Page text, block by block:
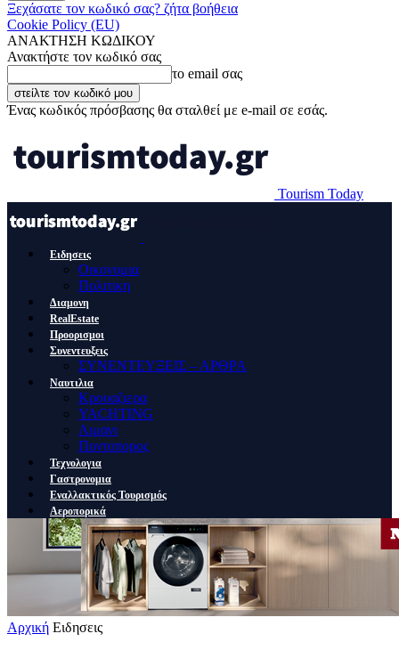
Ξεχάσατε τον κωδικό σας? ζήτα βοήθεια
Cookie Policy (EU)
ΑΝΑΚΤΗΣΗ ΚΩΔΙΚΟΥ
Ανακτήστε τον κωδικό σας
το email σας
Ένας κωδικός πρόσβασης θα σταλθεί με e-mail σε εσάς.
Tourism Today
Ειδησεις
Οικονομια
Πολιτικη
Διαμονη
RealEstate
Προορισμοι
Συνεντευξεις
ΣΥΝΕΝΤΕΥΞΕΙΣ – ΑΡΘΡΑ
Ναυτιλια
Κρουαζιερα
YACHTING
Λιμανι
Ποντοπορος
Τεχνολογια
Γαστρονομια
Εναλλακτικός Τουρισμός
Αεροπορικά
Αρχική Ειδησεις